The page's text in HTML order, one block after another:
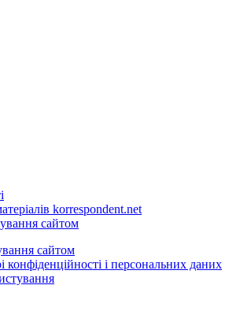
korrespondent.net
сайтом
сайтом
конфіденційності і персональних даних